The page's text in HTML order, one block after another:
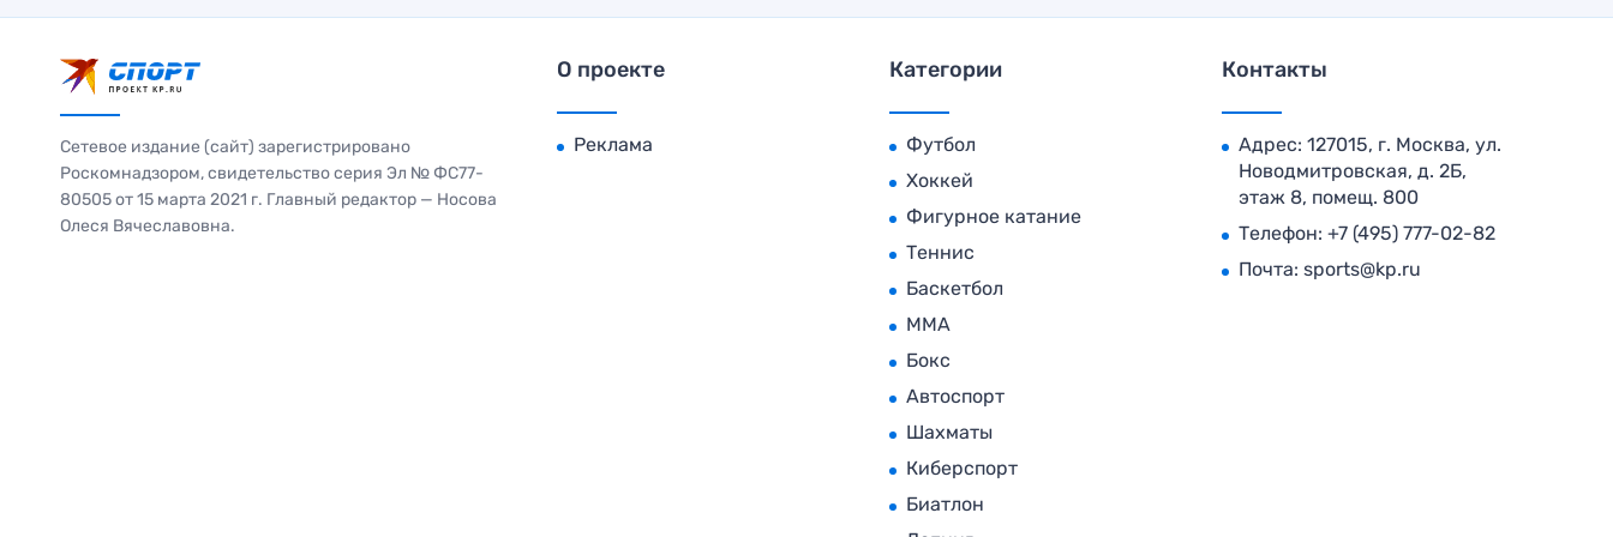
Сетевое издание (сайт) зарегистрировано
Роскомнадзором, свидетельство серия Эл № ФС77-
80505 от 15 марта 2021 г. Главный редактор — Носова
Олеся Вячеславовна.
О проекте
Реклама
Категории
Футбол
Хоккей
Фигурное катание
Теннис
Баскетбол
MMA
Бокс
Автоспорт
Шахматы
Киберспорт
Биатлон
Контакты
Адрес: 127015, г. Москва, ул.
Новодмитровская, д. 2Б,
этаж 8, помещ. 800
Телефон: +7 (495) 777-02-82
Почта: sports@kp.ru